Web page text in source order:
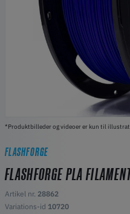
*Produktbilleder og videoer er kun til
FLASHFORGE
FLASHFORGE PLA
Artikel nr. 28862
Variations-id 10720